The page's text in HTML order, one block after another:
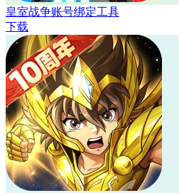
皇室战争账号绑定工具
下载